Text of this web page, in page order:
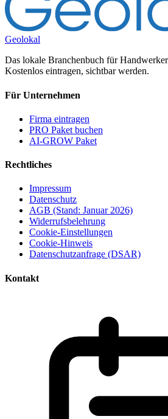
Geolokal
Das lokale Branchenbuch für
Kostenlos eintragen, sichtbar werden.
Für Unternehmen
Firma eintragen
PRO Paket buchen
AI-GROW Paket
Rechtliches
Impressum
Datenschutz
AGB (Stand: Januar 2026)
Widerrufsbelehrung
Cookie-Einstellungen
Cookie-Hinweis
Datenschutzanfrage (DSAR)
Kontakt